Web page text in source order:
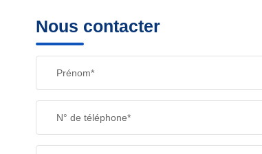
Nous contacter
Prénom*
N° de téléphone*